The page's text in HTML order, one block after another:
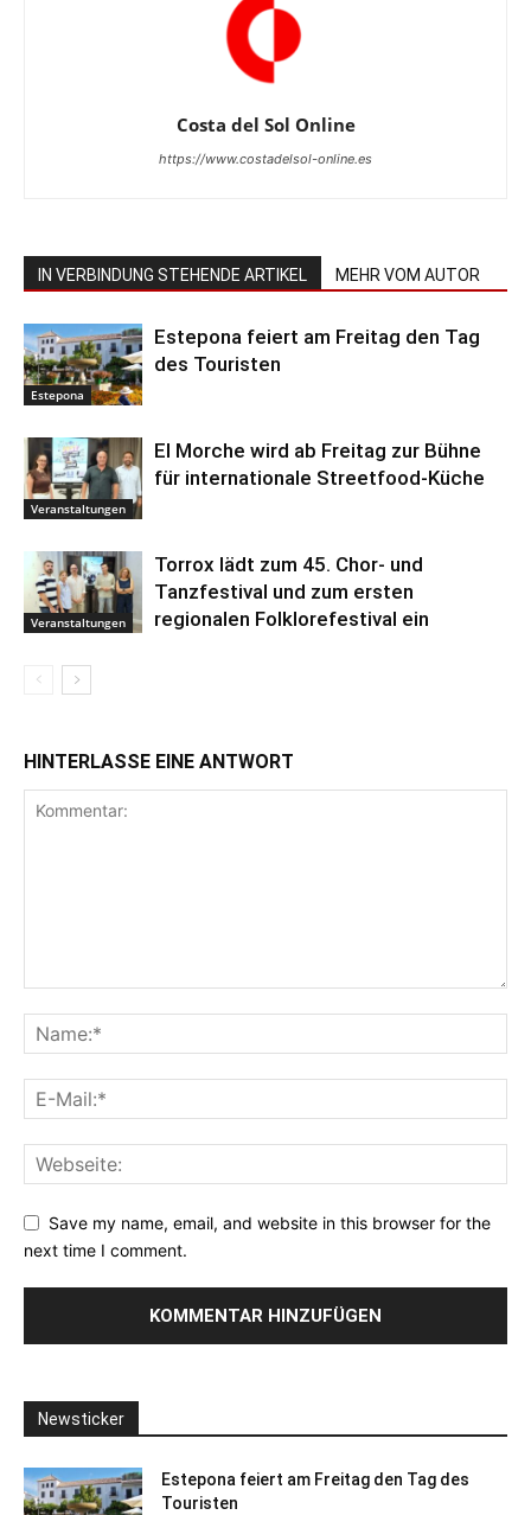
Costa del Sol Online
https://www.costadelsol-online.es
IN VERBINDUNG STEHENDE ARTIKEL MEHR VOM AUTOR
Estepona
Estepona feiert am Freitag den Tag
des Touristen
Veranstaltungen
El Morche wird ab Freitag zur Bühne
für internationale Streetfood-Küche
Veranstaltungen
Torrox lädt zum 45. Chor- und
Tanzfestival und zum ersten
regionalen Folklorefestival ein
HINTERLASSE EINE ANTWORT
Save my name, email, and website in this browser for the
next time I comment.
Newsticker
Estepona feiert am Freitag den Tag des
Touristen